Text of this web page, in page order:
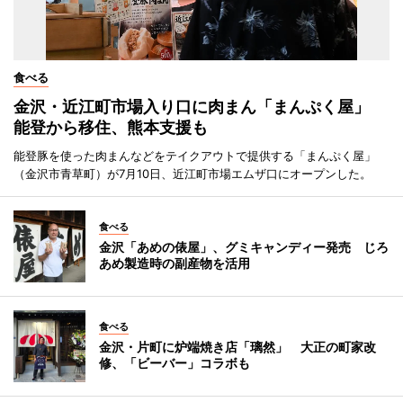
食べる
金沢・近江町市場入り口に肉まん「まんぷく屋」
能登から移住、熊本支援も
能登豚を使った肉まんなどをテイクアウトで提供する「まんぷく屋」
（金沢市青草町）が7月10日、近江町市場エムザ口にオープンした。
食べる
金沢「あめの俵屋」、グミキャンディー発売 じろ
あめ製造時の副産物を活用
食べる
金沢・片町に炉端焼き店「璃然」 大正の町家改
修、「ビーバー」コラボも